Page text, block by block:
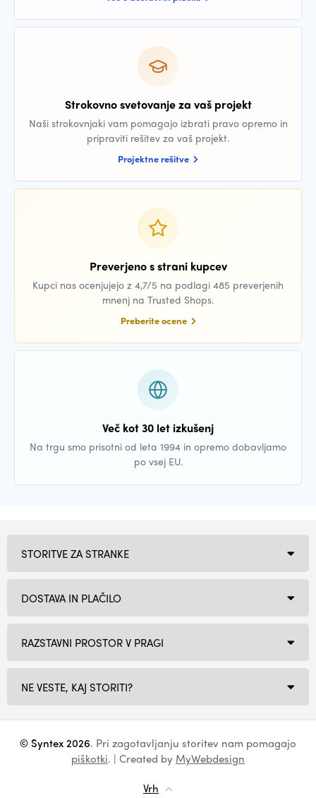
Strokovno svetovanje za vaš projekt
Naši strokovnjaki vam pomagajo izbrati pravo opremo in
pripraviti rešitev za vaš projekt.
Projektne rešitve
Preverjeno s strani kupcev
Kupci nas ocenjujejo z 4,7/5 na podlagi 485 preverjenih
mnenj na Trusted Shops.
Preberite ocene
Več kot 30 let izkušenj
Na trgu smo prisotni od leta 1994 in opremo dobavljamo
po vsej EU.
RAZSTAVNI PROSTOR V PRAGI
NE VESTE, KAJ STORITI?
STORITVE ZA STRANKE
DOSTAVA IN PLAČILO
© Syntex 2026. Pri zagotavljanju storitev nam pomagajo
piškotki. | Created by MyWebdesign
Vrh